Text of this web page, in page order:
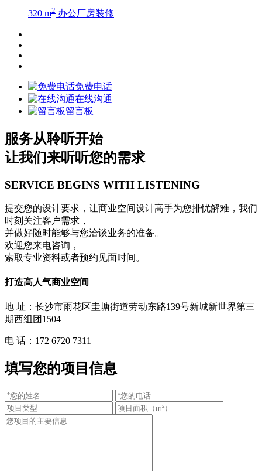
320 m2 办公厂房装修
免费电话
在线沟通
留言板
服务从聆听开始
让我们来听听您的需求
SERVICE BEGINS WITH LISTENING
提交您的设计要求，让商业空间设计高手为您排忧解难，我们
时刻关注客户需求，
并做好随时能够与您洽谈业务的准备。
欢迎您来电咨询，
索取专业资料或者预约见面时间。
打造高人气商业空间
地 址：长沙市雨花区圭塘街道劳动东路139号新城新世界第三
期西组团1504
电 话：172 6720 7311
填写您的项目信息